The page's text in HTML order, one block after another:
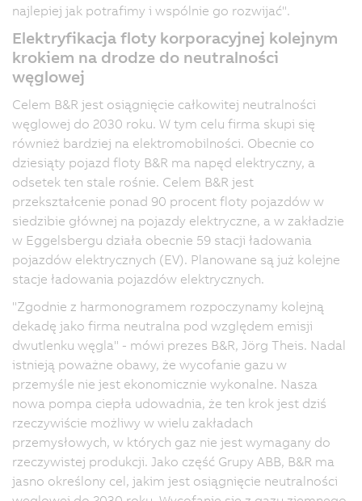
najlepiej jak potrafimy i wspólnie go rozwijać".
Elektryfikacja floty korporacyjnej kolejnym
krokiem na drodze do neutralności
węglowej
Celem B&R jest osiągnięcie całkowitej neutralności
węglowej do 2030 roku. W tym celu firma skupi się
również bardziej na elektromobilności. Obecnie co
dziesiąty pojazd floty B&R ma napęd elektryczny, a
odsetek ten stale rośnie. Celem B&R jest
przekształcenie ponad 90 procent floty pojazdów w
siedzibie głównej na pojazdy elektryczne, a w zakładzie
w Eggelsbergu działa obecnie 59 stacji ładowania
pojazdów elektrycznych (EV). Planowane są już kolejne
stacje ładowania pojazdów elektrycznych.
"Zgodnie z harmonogramem rozpoczynamy kolejną
dekadę jako firma neutralna pod względem emisji
dwutlenku węgla" - mówi prezes B&R, Jörg Theis. Nadal
istnieją poważne obawy, że wycofanie gazu w
przemyśle nie jest ekonomicznie wykonalne. Nasza
nowa pompa ciepła udowadnia, że ten krok jest dziś
rzeczywiście możliwy w wielu zakładach
przemysłowych, w których gaz nie jest wymagany do
rzeczywistej produkcji. Jako część Grupy ABB, B&R ma
jasno określony cel, jakim jest osiągnięcie neutralności